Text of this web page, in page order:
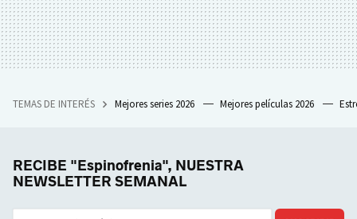
TEMAS DE INTERÉS Mejores series 2026 Mejores películas 2026
RECIBE "Espinofrenia", NUESTRA
NEWSLETTER SEMANAL